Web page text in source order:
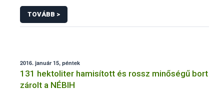
TOVÁBB >
2016. január 15, péntek
131 hektoliter hamisított és rossz minőségű bort
zárolt a NÉBIH